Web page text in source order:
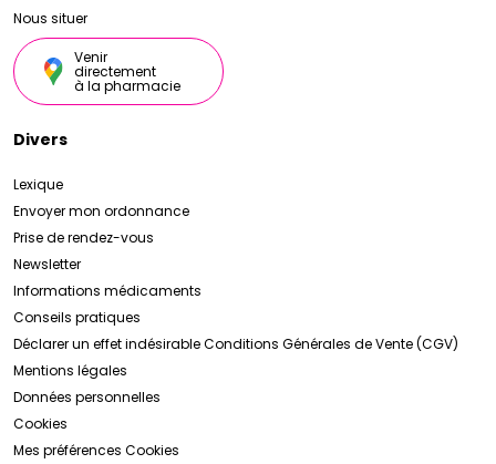
Nous situer
Venir
directement
à la pharmacie
Divers
Lexique
Envoyer mon ordonnance
Prise de rendez-vous
Newsletter
Informations médicaments
Conseils pratiques
Déclarer un effet indésirableConditions Générales de Vente (CGV)
Mentions légales
Données personnelles
Cookies
Mes préférences Cookies